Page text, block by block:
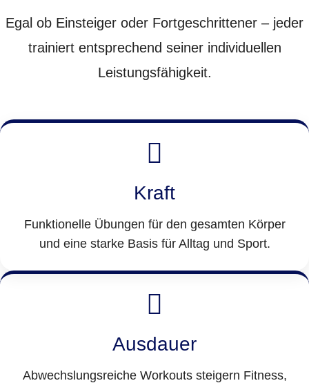
Egal ob Einsteiger oder Fortgeschrittener – jeder
trainiert entsprechend seiner individuellen
Leistungsfähigkeit.
Kraft
Funktionelle Übungen für den gesamten Körper
und eine starke Basis für Alltag und Sport.
Ausdauer
Abwechslungsreiche Workouts steigern Fitness,